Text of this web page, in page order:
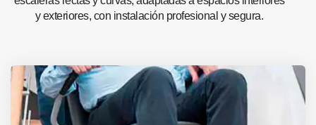
y exteriores, con instalación profesional y segura.